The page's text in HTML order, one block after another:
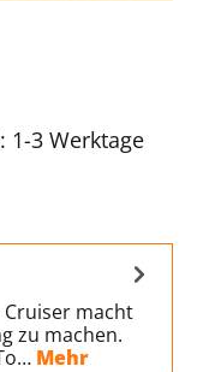
1-3 Werktage
macht
zu machen.
Mehr